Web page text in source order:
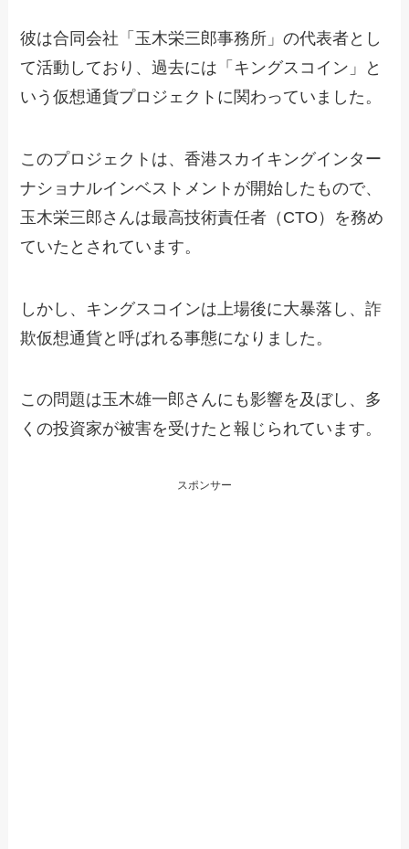
彼は合同会社「玉木栄三郎事務所」の代表者とし
て活動しており、過去には「キングスコイン」と
いう仮想通貨プロジェクトに関わっていました。
このプロジェクトは、香港スカイキングインター
ナショナルインベストメントが開始したもので、
玉木栄三郎さんは最高技術責任者（CTO）を務め
ていたとされています。
しかし、キングスコインは上場後に大暴落し、詐
欺仮想通貨と呼ばれる事態になりました。
この問題は玉木雄一郎さんにも影響を及ぼし、多
くの投資家が被害を受けたと報じられています。
スポンサー